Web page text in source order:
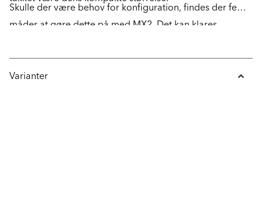
Skulle der være behov for konfiguration, findes der fem
måder at gøre dette på med MX2. Det kan klares
eller almindelig telefon, der tilslutter den via USB til en
laptop eller fuldstændig trådløst med SafeLine ProLink.
Varianter